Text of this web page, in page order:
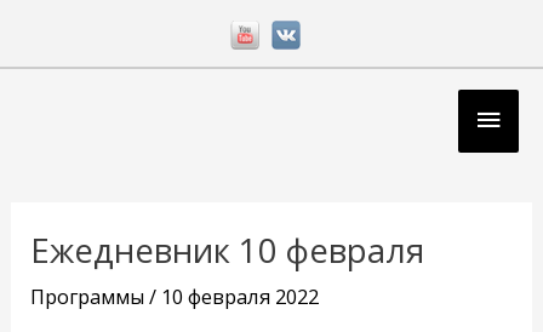
Ежедневник 10 февраля
Программы/ 10 февраля 2022
записям